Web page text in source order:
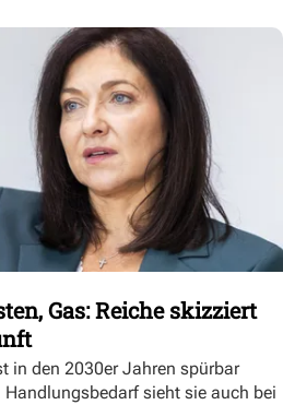
Gas: Reiche skizziert
in den 2030er Jahren spürbar
sieht sie auch bei